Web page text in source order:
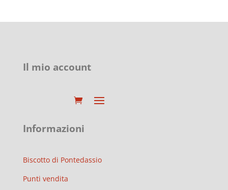
Il mio account
Informazioni
Biscotto di Pontedassio
Punti vendita